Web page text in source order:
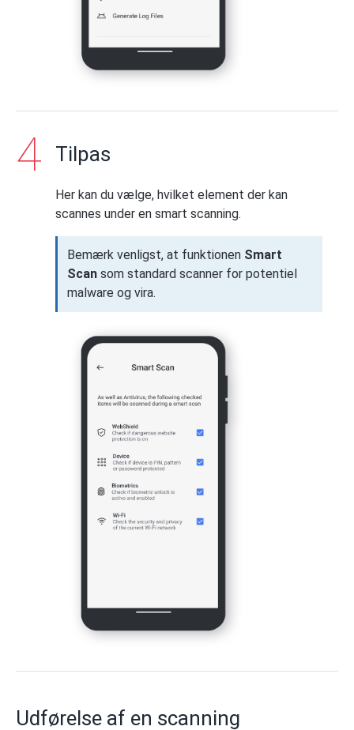
Tilpas
Her kan du vælge, hvilket element der kan
scannes under en smart scanning.
Bemærk venligst, at funktionen Smart
Scan som standard scanner for potentiel
malware og vira.
Udførelse af en scanning